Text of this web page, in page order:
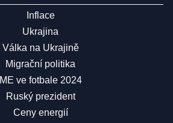
Inflace
Ukrajina
Válka na Ukrajině
Migrační politika
ME ve fotbale 2024
Ruský prezident
Ceny energií